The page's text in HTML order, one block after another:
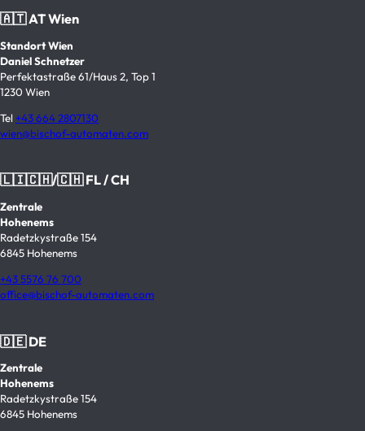
🇦🇹 AT Wien
Standort Wien
Daniel Schnetzer
Perfektastraße 61/Haus 2, Top 1
1230 Wien
Tel +43 664 2807130
wien@bischof-automaten.com
🇱🇮🇨🇭/🇨🇭 FL / CH
Zentrale
Hohenems
Radetzkystraße 154
6845 Hohenems
+43 5576 76 700
office@bischof-automaten.com
🇩🇪 DE
Zentrale
Hohenems
Radetzkystraße 154
6845 Hohenems